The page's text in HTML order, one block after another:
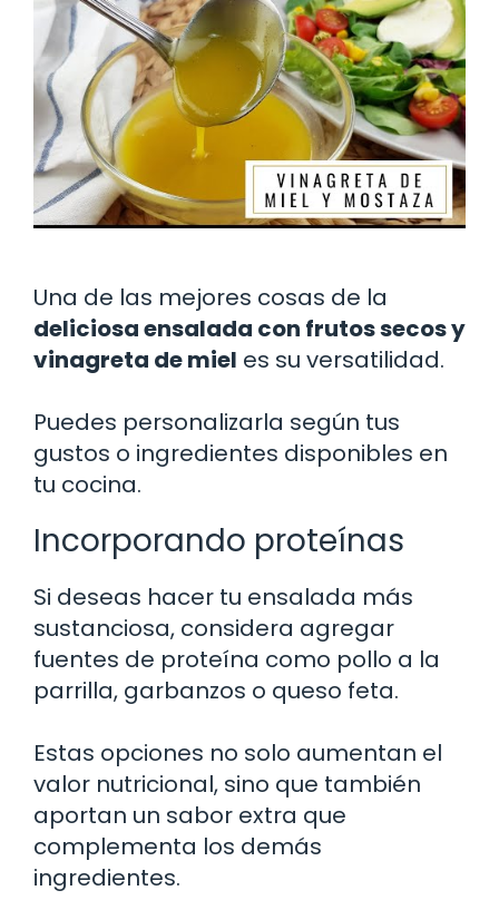
Una de las mejores cosas de la
deliciosa ensalada con frutos secos y
vinagreta de miel es su versatilidad.
Puedes personalizarla según tus
gustos o ingredientes disponibles en
tu cocina.
Incorporando proteínas
Si deseas hacer tu ensalada más
sustanciosa, considera agregar
fuentes de proteína como pollo a la
parrilla, garbanzos o queso feta.
Estas opciones no solo aumentan el
valor nutricional, sino que también
aportan un sabor extra que
complementa los demás
ingredientes.